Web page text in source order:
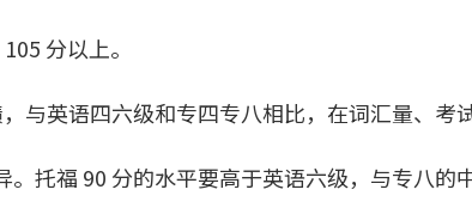
分以上。
与英语四六级和专四专八相比，在词汇量、考
托福 90 分的水平要高于英语六级，与专八的